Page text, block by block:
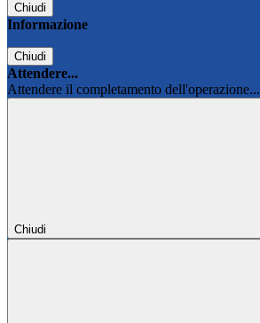
Chiudi
Informazione
Chiudi
Attendere...
Attendere il completamento dell'operazione...
Chiudi